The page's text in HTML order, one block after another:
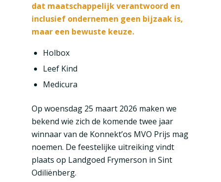
dat maatschappelijk verantwoord en
inclusief ondernemen geen bijzaak is,
maar een bewuste keuze.
Holbox
Leef Kind
Medicura
Op woensdag 25 maart 2026 maken we
bekend wie zich de komende twee jaar
winnaar van de Konnekt’os MVO Prijs mag
noemen. De feestelijke uitreiking vindt
plaats op Landgoed Frymerson in Sint
Odiliënberg.